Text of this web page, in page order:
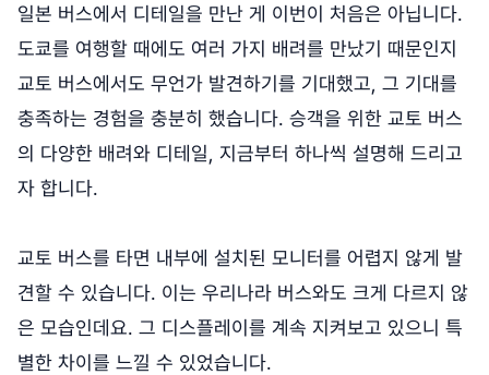
일본 버스에서 디테일을 만난 게 이번이 처음은 아닙니다.
도쿄를 여행할 때에도 여러 가지 배려를 만났기 때문인지
교토 버스에서도 무언가 발견하기를 기대했고, 그 기대를
충족하는 경험을 충분히 했습니다. 승객을 위한 교토 버스
의 다양한 배려와 디테일, 지금부터 하나씩 설명해 드리고
자 합니다.
교토 버스를 타면 내부에 설치된 모니터를 어렵지 않게 발
견할 수 있습니다. 이는 우리나라 버스와도 크게 다르지 않
은 모습인데요. 그 디스플레이를 계속 지켜보고 있으니 특
별한 차이를 느낄 수 있었습니다.